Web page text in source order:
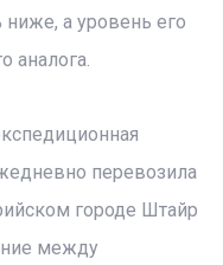
ниже, а уровень его
аналога.
перевозила
городе Штайр
между